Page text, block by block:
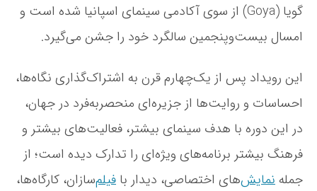
گویا (Goya) از سوی آکادمی سینمای اسپانیا شده است و
امسال بیست‌وپنجمین سالگرد خود را جشن می‌گیرد.
این رویداد پس از یک‌چهارم قرن به اشتراک‌گذاری نگاه‌ها،
احساسات و روایت‌ها از جزیره‌ای منحصربه‌فرد در جهان،
در این دوره با هدف سینمای بیشتر، فعالیت‌های بیشتر و
فرهنگ بیشتر برنامه‌های ویژه‌ای را تدارک دیده است؛ از
جمله نمایش‌های اختصاصی، دیدار با فیلم‌سازان، کارگاه‌ها،